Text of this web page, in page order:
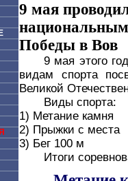
9 мая
Победы в Вов
9 мая этого
видам спорта
Великой
Виды спорта:
1) Метание камня
2) Прыжки с места
3) Бег 100 м
Итоги